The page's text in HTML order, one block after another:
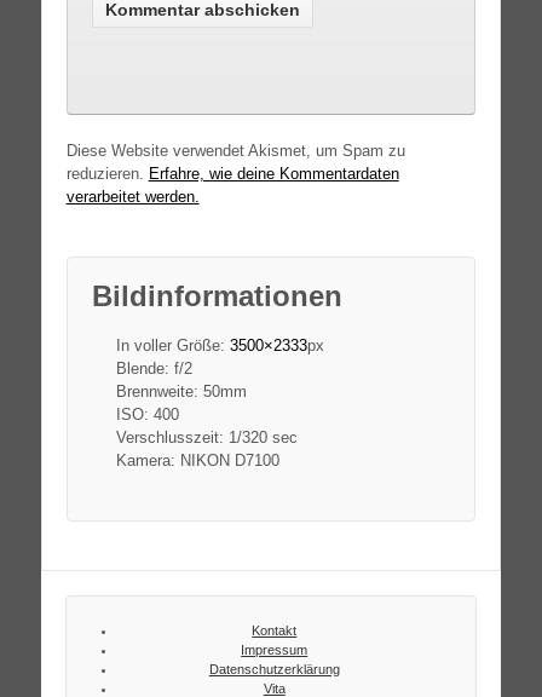
Diese Website verwendet Akismet, um Spam zu
reduzieren. Erfahre, wie deine Kommentardaten
verarbeitet werden.
Bildinformationen
In voller Größe: 3500×2333px
Blende: f/2
Brennweite: 50mm
ISO: 400
Verschlusszeit: 1/320 sec
Kamera: NIKON D7100
Kontakt
Impressum
Datenschutzerklärung
Vita